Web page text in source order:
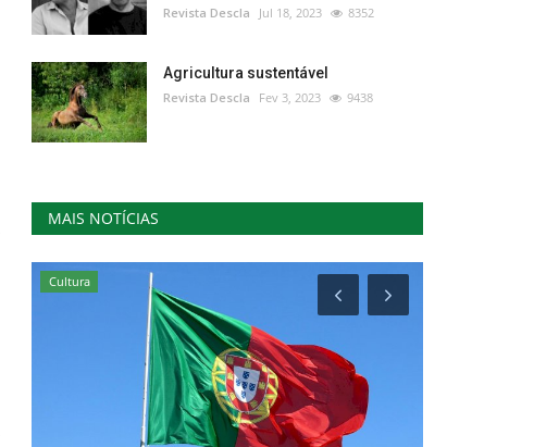
Revista Descla Jul 18, 2023 8352
Agricultura sustentável
Revista Descla Fev 3, 2023 9438
MAIS NOTÍCIAS
Cultura